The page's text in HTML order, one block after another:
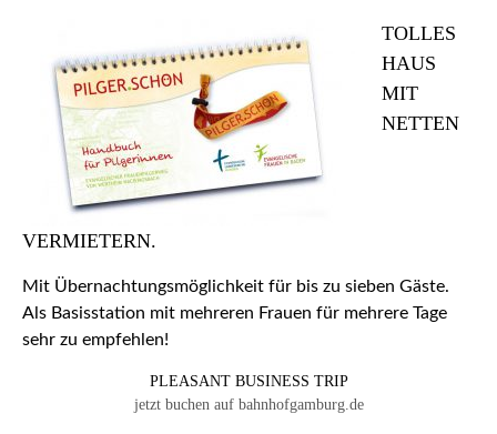
TOLLES
HAUS
MIT
NETTEN
VERMIETERN.
Mit Übernachtungsmöglichkeit für bis zu sieben Gäste.
Als Basisstation mit mehreren Frauen für mehrere Tage
sehr zu empfehlen!
PLEASANT BUSINESS TRIP
jetzt buchen auf bahnhofgamburg.de